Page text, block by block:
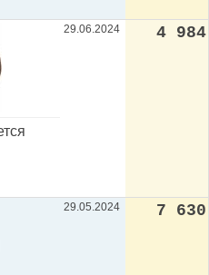
29.06.2024 4 984
29.05.2024 7 630